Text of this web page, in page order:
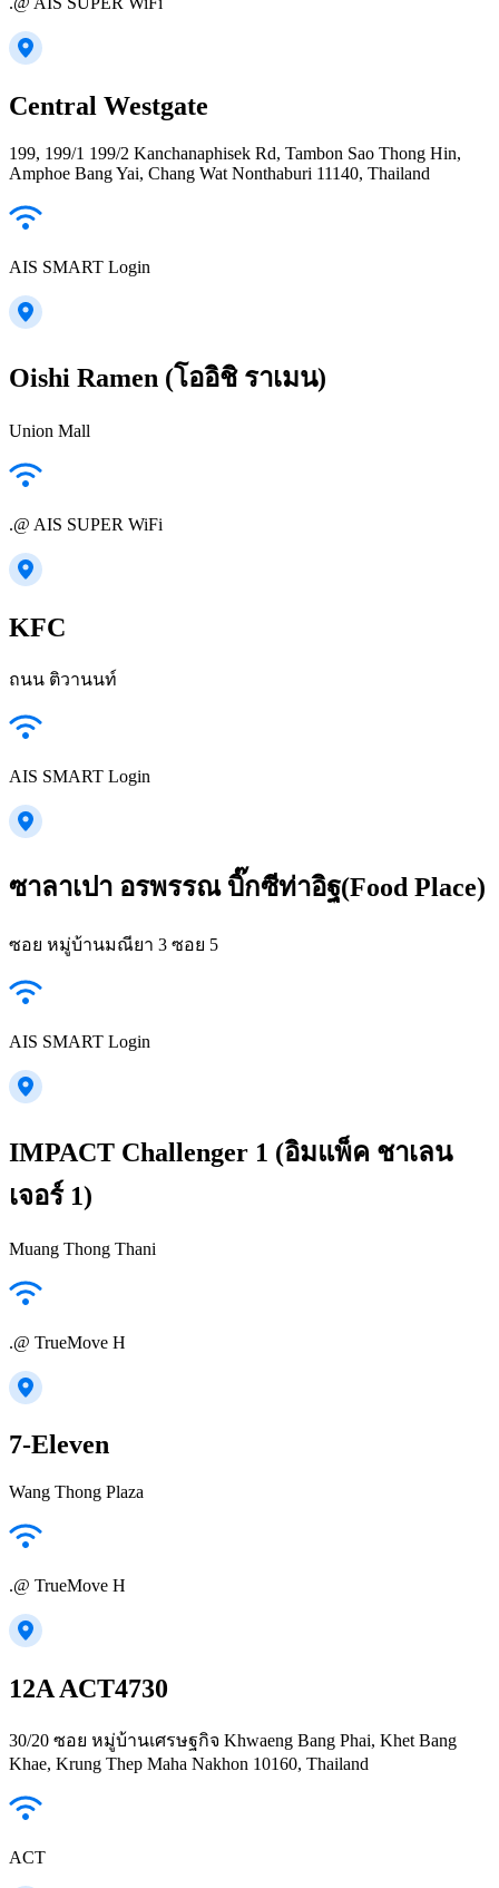
Central Westgate
199, 199/1 199/2 Kanchanaphisek Rd, Tambon Sao Thong Hin,
Amphoe Bang Yai, Chang Wat Nonthaburi 11140, Thailand
AIS SMART Login
Oishi Ramen (โออิชิ ราเมน)
Union Mall
.@ AIS SUPER WiFi
KFC
ถนน ติวานนท์
AIS SMART Login
ซาลาเปา อรพรรณ บิ๊กซีท่าอิฐ(Food Place)
ซอย หมู่บ้านมณียา 3 ซอย 5
AIS SMART Login
IMPACT Challenger 1 (อิมแพ็ค ชาเลน
เจอร์ 1)
Muang Thong Thani
.@ TrueMove H
7-Eleven
Wang Thong Plaza
.@ TrueMove H
12A ACT4730
30/20 ซอย หมู่บ้านเศรษฐกิจ Khwaeng Bang Phai, Khet Bang
Khae, Krung Thep Maha Nakhon 10160, Thailand
ACT